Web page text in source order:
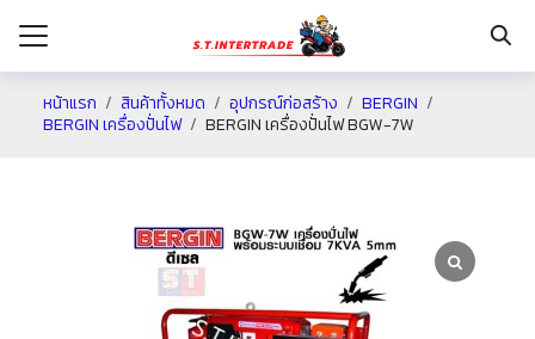
หน้าแรก สินค้าทั้งหมด อุปกรณ์ก่อสร้าง
BERGIN
BERGIN เครื่องปั่นไฟ
BERGIN เครื่องปั่นไฟ BGW-7W